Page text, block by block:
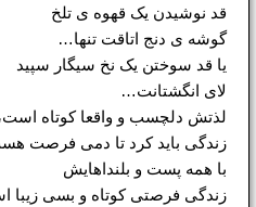
قد نوشیدن یک قهوه ی تلخ
گوشه ی دنج اتاقت تنها…
یا قد سوختن یک نخ سیگار سپید
لای انگشتانت…
لذتش دلچسب و واقعا کوتاه
زندگی باید کرد تا دمی فرصت
با همه پست و بلنداهایش
زندگی فرصتی کوتاه و بسی